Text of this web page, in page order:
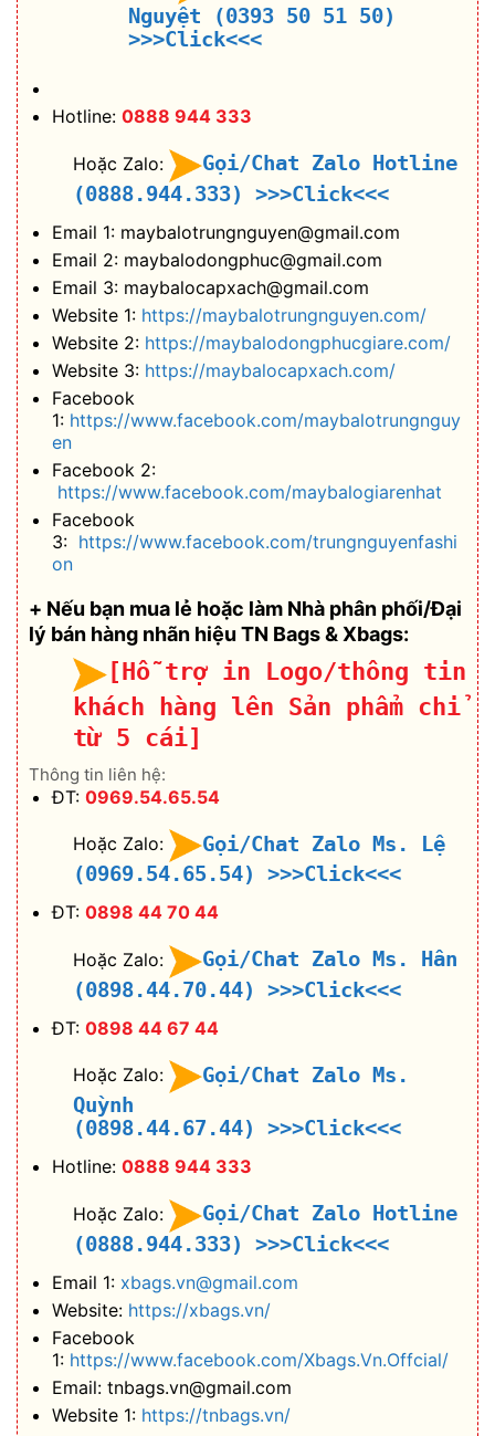
Nguyệt (0393 50 51 50)
>>>Click<<<
Hotline: 0888 944 333
Hoặc Zalo:
Gọi/Chat Zalo Hotline
(0888.944.333)
>>>Click<<<
Email 1: maybalotrungnguyen@gmail.com
Email 2: maybalodongphuc@gmail.com
Email 3: maybalocapxach@gmail.com
Website 1: https://maybalotrungnguyen.com/
Website 2: https://maybalodongphucgiare.com/
Website 3: https://maybalocapxach.com/
Facebook
1: https://www.facebook.com/maybalotrungnguy
en
Facebook 2:
https://www.facebook.com/maybalogiarenhat
Facebook
3: https://www.facebook.com/trungnguyenfashi
on
+ Nếu bạn mua lẻ hoặc làm Nhà phân phối/Đại
lý bán hàng nhãn hiệu TN Bags & Xbags:
[Hỗ trợ in Logo/thông tin
khách hàng lên Sản phẩm chỉ
từ 5 cái]
Thông tin liên hệ:
ĐT: 0969.54.65.54
Hoặc Zalo:
Gọi/Chat Zalo Ms. Lệ
(0969.54.65.54)
>>>Click<<<
ĐT: 0898 44 70 44
Hoặc Zalo:
Gọi/Chat Zalo Ms. Hân
(0898.44.70.44)
>>>Click<<<
ĐT: 0898 44 67 44
Hoặc Zalo:
Gọi/Chat Zalo Ms.
Quỳnh
(0898.44.67.44)
>>>Click<<<
Hotline: 0888 944 333
Hoặc Zalo:
Gọi/Chat Zalo Hotline
(0888.944.333)
>>>Click<<<
Email 1: xbags.vn@gmail.com
Website: https://xbags.vn/
Facebook
1: https://www.facebook.com/Xbags.Vn.Offcial/
Email: tnbags.vn@gmail.com
Website 1: https://tnbags.vn/